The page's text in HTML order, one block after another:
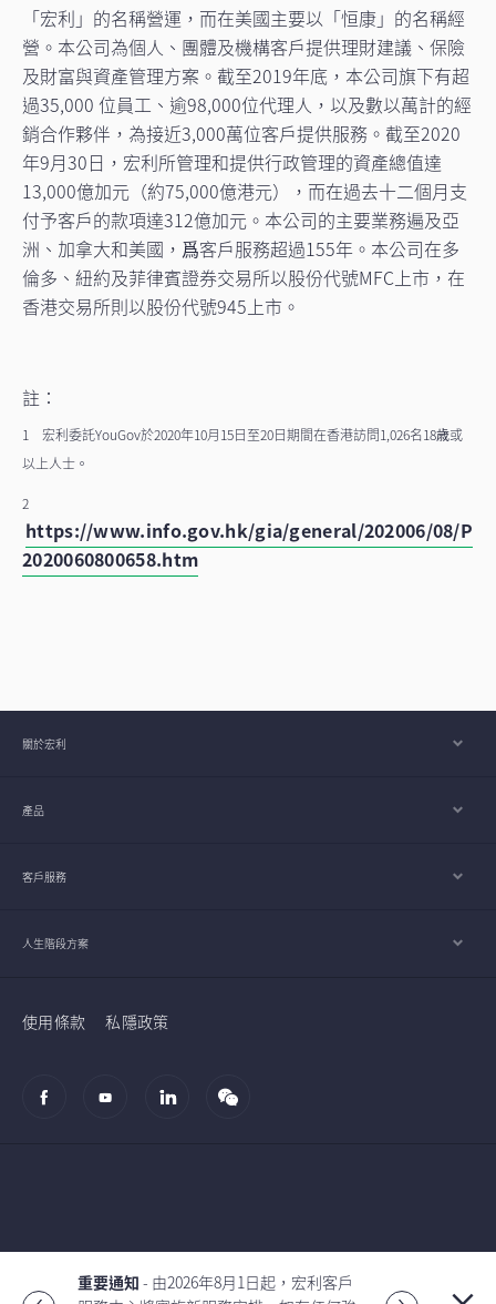
重要通知 - 由2026年8月1日起，宏利客戶
「宏利」的名稱營運，而在美國主要以「恒康」的名稱經
營。本公司為個人、團體及機構客戶提供理財建議、保險
及財富與資產管理方案。截至2019年底，本公司旗下有超
過35,000 位員工、逾98,000位代理人，以及數以萬計的經
銷合作夥伴，為接近3,000萬位客戶提供服務。截至2020
年9月30日，宏利所管理和提供行政管理的資產總值達
13,000億加元（約75,000億港元），而在過去十二個月支
付予客戶的款項達312億加元。本公司的主要業務遍及亞
洲、加拿大和美國，爲客戶服務超過155年。本公司在多
倫多、紐約及菲律賓證券交易所以股份代號MFC上市，在
香港交易所則以股份代號945上市。
註：
1 宏利委託YouGov於2020年10月15日至20日期間在香港訪問1,026名18歳或
以上人士。
2
https://www.info.gov.hk/gia/general/202006/08/P
2020060800658.htm
關於宏利
產品
客戶服務
人生階段方案
使用條款 私隱政策